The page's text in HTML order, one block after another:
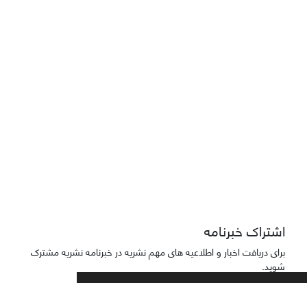
اشتراک خبرنامه
برای دریافت اخبار و اطلاعیه های مهم نشریه در خبرنامه نشریه مشترک
شوید.